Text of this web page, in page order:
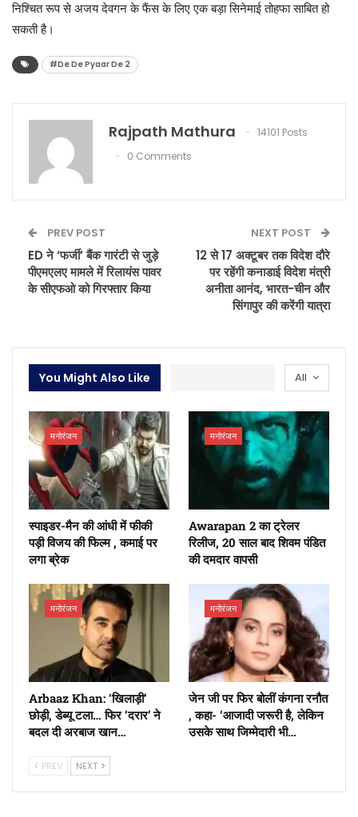
निश्चित रूप से अजय देवगन के फैंस के लिए एक बड़ा सिनेमाई तोहफा साबित हो
सकती है।
#De De Pyaar De 2
Rajpath Mathura
14101 Posts
0 Comments
PREV POST
ED ने ‘फर्जी’ बैंक गारंटी से जुड़े
पीएमएलए मामले में रिलायंस पावर
के सीएफओ को गिरफ्तार किया
NEXT POST
12 से 17 अक्टूबर तक विदेश दौरे
पर रहेंगी कनाडाई विदेश मंत्री
अनीता आनंद, भारत-चीन और
सिंगापुर की करेंगी यात्रा
All
You Might Also Like
मनोरंजन
स्पाइडर-मैन की आंधी में फीकी
पड़ी विजय की फिल्म , कमाई पर
लगा ब्रेक
मनोरंजन
Awarapan 2 का ट्रेलर
रिलीज, 20 साल बाद शिवम पंडित
की दमदार वापसी
मनोरंजन
Arbaaz Khan: ‘खिलाड़ी’
छोड़ी, डेब्यू टला… फिर ‘दरार’ ने
बदल दी अरबाज खान…
मनोरंजन
जेन जी पर फिर बोलीं कंगना रनौत
, कहा- ‘आजादी जरूरी है, लेकिन
उसके साथ जिम्मेदारी भी…
PREV NEXT